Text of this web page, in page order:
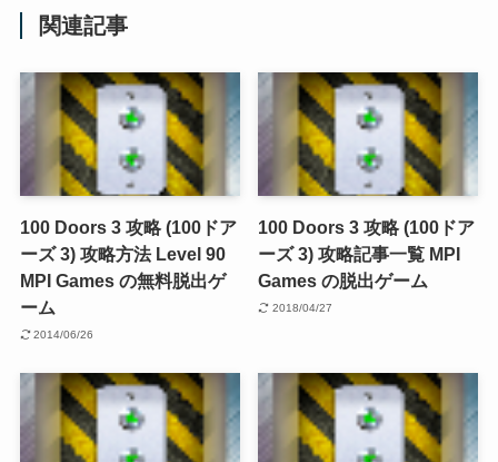
関連記事
100 Doors 3 攻略 (100ドア
ーズ 3) 攻略方法 Level 90
MPI Games の無料脱出ゲ
ーム
2014/06/26
100 Doors 3 攻略 (100ドア
ーズ 3) 攻略記事一覧 MPI
Games の脱出ゲーム
2018/04/27